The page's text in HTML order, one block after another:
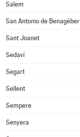
Salem
San Antonio de Benagéber
Sant Joanet
Sedaví
Segart
Sellent
Sempere
Senyera